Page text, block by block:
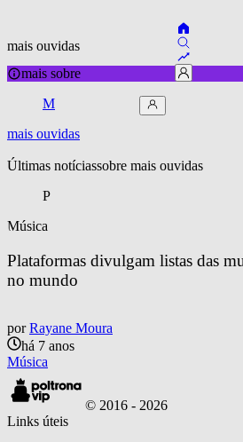
mais ouvidas
mais sobre
M
mais ouvidas
Últimas notíciassobre mais ouvidas
P
Música
Plataformas divulgam listas das
no mundo
por Rayane Moura
há 7 anos
Música
© 2016 - 2026
Links úteis